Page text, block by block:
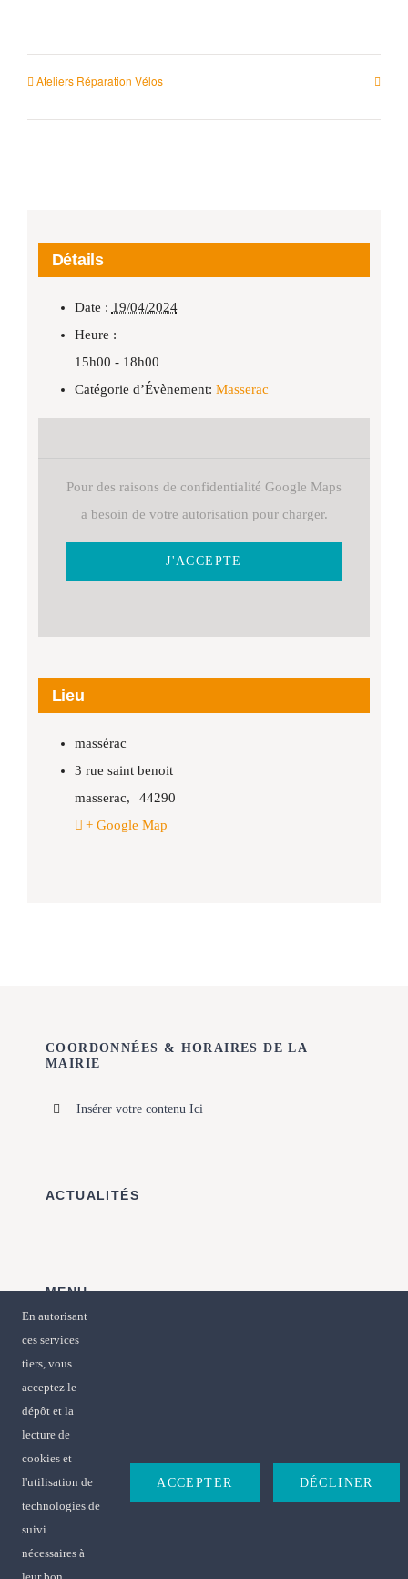
Ateliers Réparation Vélos
Détails
Date : 19/04/2024
Heure :
15h00 - 18h00
Catégorie d’Évènement: Masserac
Lieu
massérac
3 rue saint benoit
masserac,
44290
+ Google Map
Pour des raisons de confidentialité Google Maps
a besoin de votre autorisation pour charger.
J'ACCEPTE
COORDONNÉES & HORAIRES DE LA
MAIRIE
Insérer votre contenu Ici
ACTUALITÉS
MENU
En autorisant
ces services
tiers, vous
acceptez le
dépôt et la
lecture de
cookies et
l'utilisation de
technologies de
suivi
nécessaires à
ACCEPTER DÉCLINER